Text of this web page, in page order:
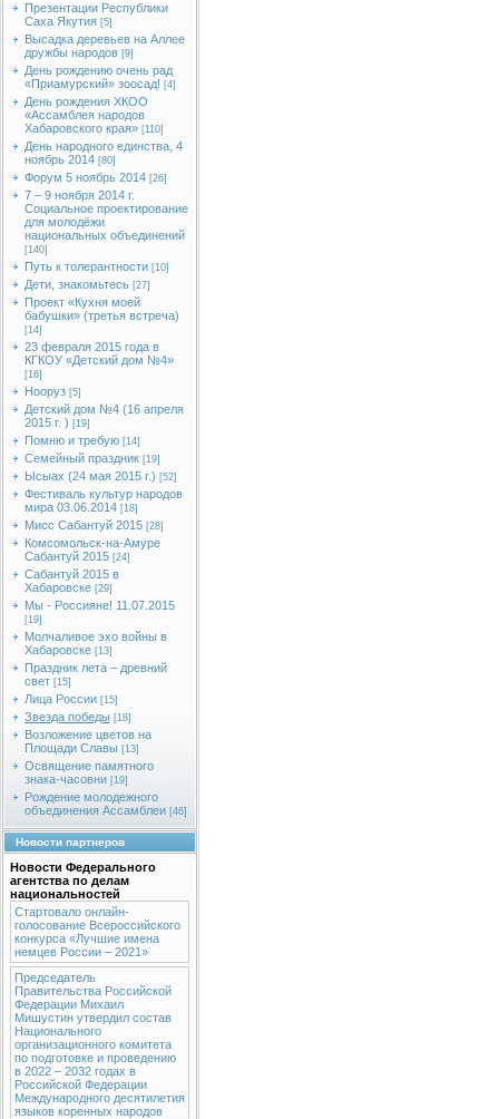
Презентации Республики
Саха Якутия [5]
Высадка деревьев на Аллее
дружбы народов [9]
День рождению очень рад
«Приамурский» зоосад! [4]
День рождения ХКОО
«Ассамблея народов
Хабаровского края» [110]
День народного единства, 4
ноябрь 2014 [80]
Форум 5 ноябрь 2014 [26]
7 – 9 ноября 2014 г.
Социальное проектирование
для молодёжи
национальных объединений
[140]
Путь к толерантности [10]
Дети, знакомьтесь [27]
Проект «Кухня моей
бабушки» (третья встреча)
[14]
23 февраля 2015 года в
КГКОУ «Детский дом №4»
[16]
Нооруз [5]
Детский дом №4 (16 апреля
2015 г. ) [19]
Помню и требую [14]
Семейный праздник [19]
Ысыах (24 мая 2015 г.) [52]
Фестиваль культур народов
мира 03.06.2014 [18]
Мисс Сабантуй 2015 [28]
Комсомольск-на-Амуре
Сабантуй 2015 [24]
Сабантуй 2015 в
Хабаровске [29]
Мы - Россияне! 11.07.2015
[19]
Молчаливое эхо войны в
Хабаровске [13]
Праздник лета – древний
свет [15]
Лица России [15]
Звезда победы [18]
Возложение цветов на
Площади Славы [13]
Освящение памятного
знака-часовни [19]
Рождение молодежного
объединения Ассамблеи [46]
Новости партнеров
Новости Федерального
агентства по делам
национальностей
Стартовало онлайн-
голосование Всероссийского
конкурса «Лучшие имена
немцев России – 2021»
Председатель
Правительства Российской
Федерации Михаил
Мишустин утвердил состав
Национального
организационного комитета
по подготовке и проведению
в 2022 – 2032 годах в
Российской Федерации
Международного десятилетия
языков коренных народов